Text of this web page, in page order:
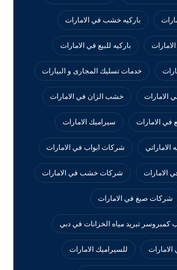
باركيه خشب في الامارات
الامارات باركيه للبيع في الامارات
خدمات تسليك المجارى و البيارات
الامارات خشب الزان في الامارات
في الامارات سيراميك الامارات
الاماراتي شركات ابواب في الامارات
الامارات شركات خشب في الامارات
شركات صبغ في الامارات
كمبروسر تبريد مياه الخزانات في دبي
للسيراميك الامارات